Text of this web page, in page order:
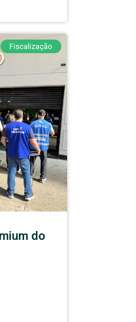
Fiscalização
do